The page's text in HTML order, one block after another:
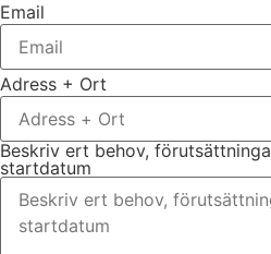
Email
Adress + Ort
Beskriv ert behov,
startdatum